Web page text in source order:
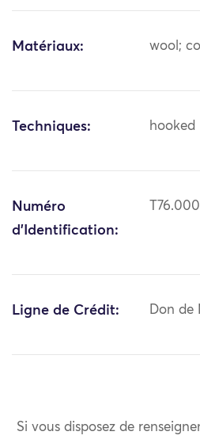
Matériaux: wool;
Techniques: hooked
Numéro
d'Identification:
Ligne de Crédit: Don de
Si vous disposez de